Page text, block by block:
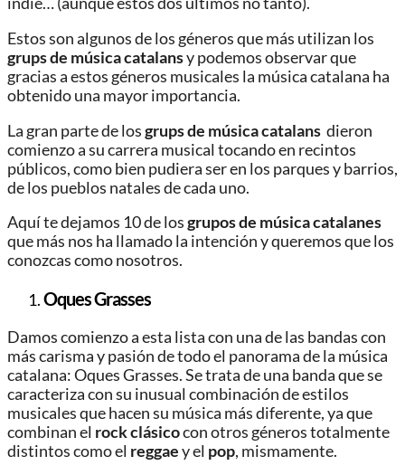
Estos son algunos de los géneros que más utilizan los
grups de música catalansy podemos observar que
gracias a estos géneros musicales la música catalana ha
obtenido una mayor importancia.
La gran parte de losgrups de música catalans dieron
comienzo a su carrera musical tocando en recintos
públicos, como bien pudiera ser en los parques y barrios,
de los pueblos natales de cada uno.
Aquí te dejamos 10 de losgrupos de música catalanes
que más nos ha llamado la intención y queremos que los
conozcas como nosotros.
Oques Grasses
Damos comienzo a esta lista con una de las bandas con
más carisma y pasión de todo el panorama de la música
catalana: Oques Grasses. Se trata de una banda que se
caracteriza con su inusual combinación de estilos
musicales que hacen su música más diferente, ya que
combinan el rockclásicocon otros géneros totalmente
distintos como el reggaey el pop, mismamente.